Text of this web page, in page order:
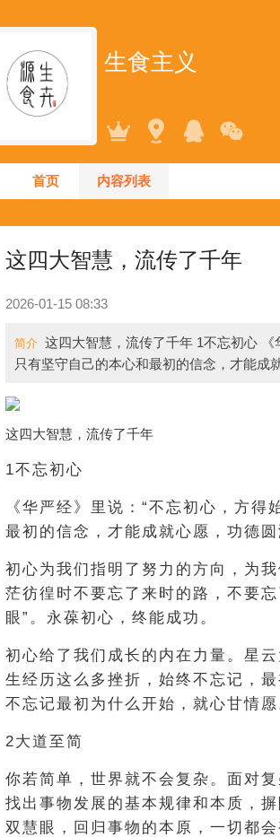
生食主义
首页 内容列表
这四大智慧，流传了千年
2026-01-15 08:33
简介 这四大智慧，流传了千年 1不忘初心
只有坚守自己的本心和最初的信念，才能成
这四大智慧，流传了千年
1不忘初心
《华严经》里说：“不忘初心，方
最初的信念，才能成就心愿，功德圆
初心为我们指明了努力的方向，为
茫彷徨时不要忘了来时的路，不要
眼”。永葆初心，终能成功。
初心给了我们成长的内在力量。星
生经历这么多挫折，始终不忘记，
不忘记最初为什么开始，就心甘情
2大道至简
你若简单，世界就不会复杂。面对
找出事物发展的基本规律和本质，
双慧眼，回归事物的本原，一切都